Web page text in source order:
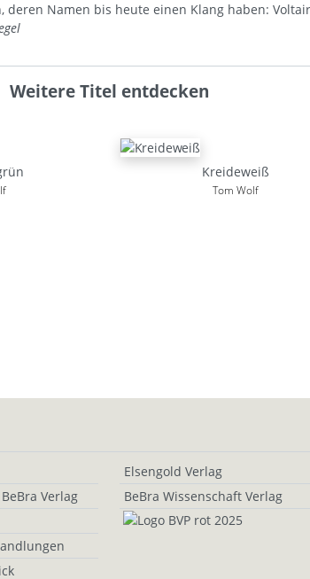
deren Namen bis heute einen Klang haben:
Weitere Titel entdecken
Kreideweiß
Tom Wolf
Verlag
Elsengold Verlag
BeBra Wissenschaft Verlag